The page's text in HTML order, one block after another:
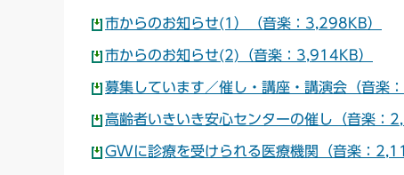
市からのお知らせ(1）（音楽：3,298KB）
市からのお知らせ(2)（音楽：3,914KB）
募集しています／催し・講座・講演会（音楽
高齢者いきいき安心センターの催し（音楽：
GWに診療を受けられる医療機関（音楽：